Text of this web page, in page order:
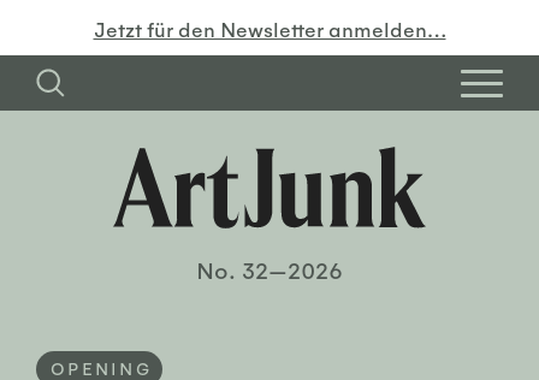
Jetzt für den Newsletter anmelden…
No. 32—2026
OPENING